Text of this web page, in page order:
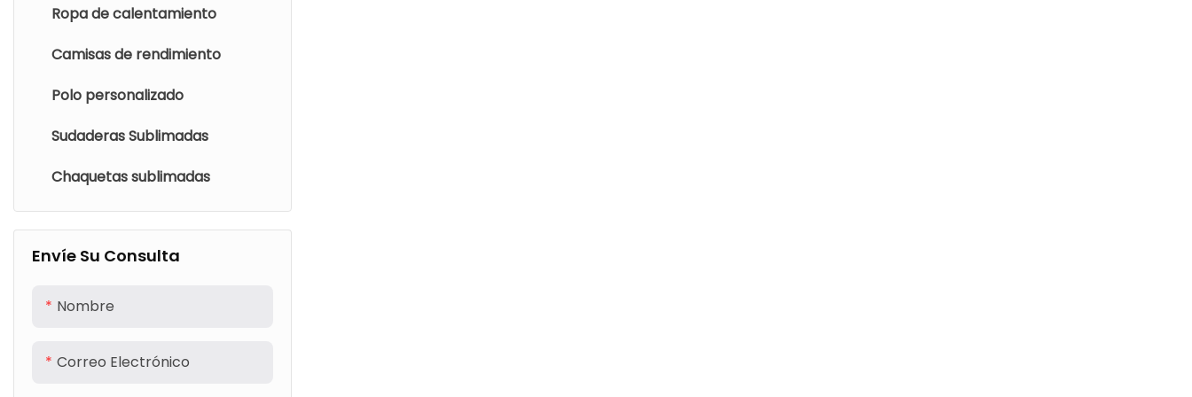
Ropa de calentamiento
Camisas de rendimiento
Polo personalizado
Sudaderas Sublimadas
Chaquetas sublimadas
Envíe Su Consulta
Nombre
Correo Electrónico